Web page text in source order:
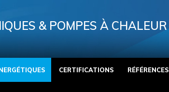
& POMPES À CHALEUR
CERTIFICATIONS RÉFÉRENCES